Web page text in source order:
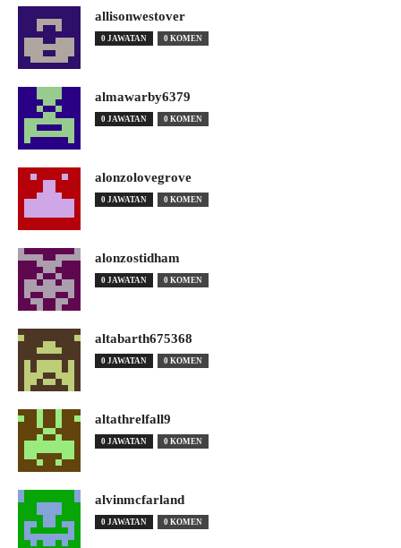
allisonwestover
0 JAWATAN 0 KOMEN
almawarby6379
0 JAWATAN 0 KOMEN
alonzolovegrove
0 JAWATAN 0 KOMEN
alonzostidham
0 JAWATAN 0 KOMEN
altabarth675368
0 JAWATAN 0 KOMEN
altathrelfall9
0 JAWATAN 0 KOMEN
alvinmcfarland
0 JAWATAN 0 KOMEN